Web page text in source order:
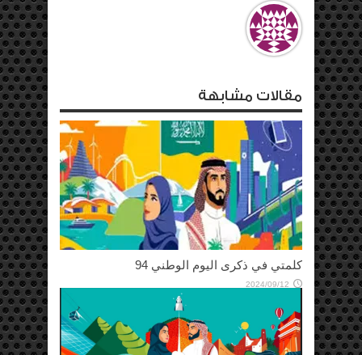
مقالات مشابهة
كلمتي في ذكرى اليوم الوطني 94
2024/09/12